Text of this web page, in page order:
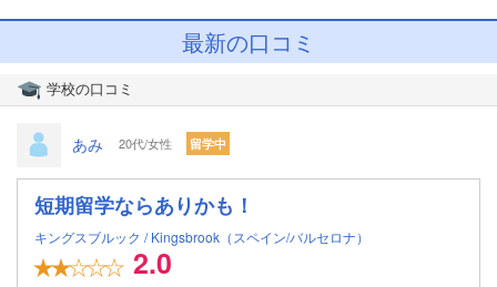
最新の口コミ
学校の口コミ
あみ 20代/女性 留学中
短期留学ならありかも！
キングスブルック / Kingsbrook （スペイン/バルセロナ）
2.0